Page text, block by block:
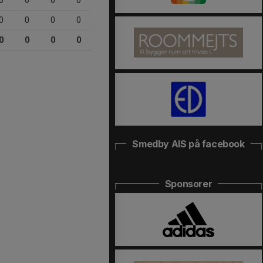
0 0
0
0 0 0 0
Smedby AIS på facebook
Sponsorer